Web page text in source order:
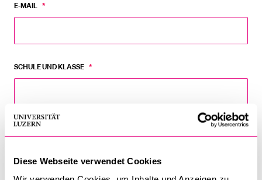
Diese Webseite verwendet Cookies
E-MAIL *
SCHULE UND KLASSE *
ANZAHL SCHÜLERINNEN UND SCHÜLER